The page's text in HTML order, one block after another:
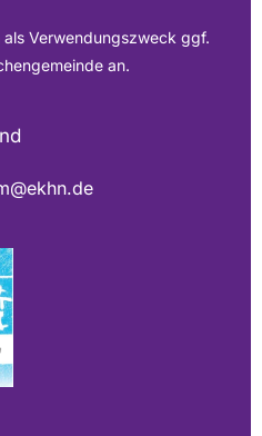
Verwendungszweck ggf.
an.